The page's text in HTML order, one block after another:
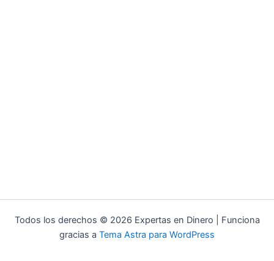
Todos los derechos © 2026 Expertas en Dinero | Funciona
gracias a Tema Astra para WordPress